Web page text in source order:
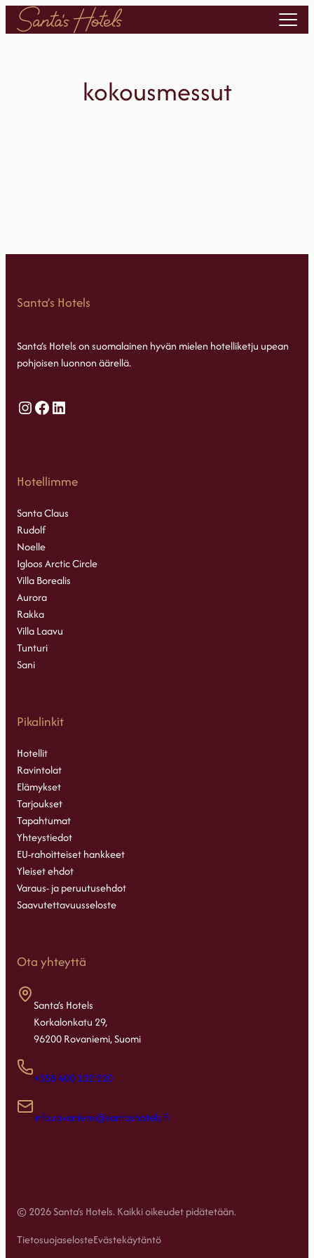
Siirry
sisältöön
kokousmessut
Santa’s Hotels
Santa’s Hotels on suomalainen hyvän mielen hotelliketju upean
pohjoisen luonnon äärellä.
Instagram
Facebook
LinkedIn
Hotellimme
Santa Claus
Rudolf
Noelle
Igloos Arctic Circle
Villa Borealis
Aurora
Rakka
Villa Laavu
Tunturi
Sani
Pikalinkit
Hotellit
Ravintolat
Elämykset
Tarjoukset
Tapahtumat
Yhteystiedot
EU-rahoitteiset hankkeet
Yleiset ehdot
Varaus- ja peruutusehdot
Saavutettavuusseloste
Ota yhteyttä
Santa’s Hotels
Korkalonkatu 29,
96200 Rovaniemi, Suomi
+358 400 102 220
info.rovaniemi@santashotels.fi
© 2026 Santa’s Hotels. Kaikki oikeudet pidätetään.
TietosuojaselosteEvästekäytäntö